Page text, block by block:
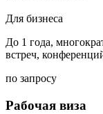
Для бизнеса
До 1 года,
встреч,
по запросу
Рабочая виза